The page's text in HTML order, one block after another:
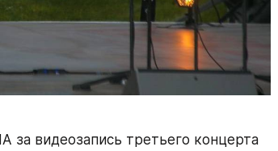
за видеозапись третьего концерта